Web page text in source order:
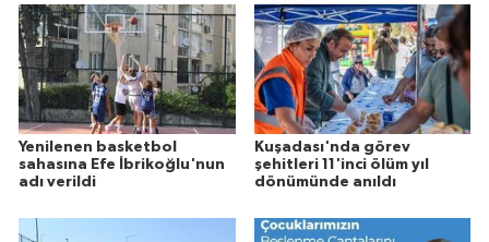
Yenilenen basketbol
sahasına Efe İbrikoğlu'nun
adı verildi
Kuşadası'nda görev
şehitleri 11'inci ölüm yıl
dönümünde anıldı